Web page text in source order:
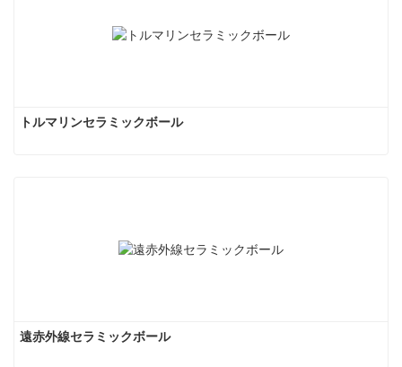
トルマリンセラミックボール
遠赤外線セラミックボール